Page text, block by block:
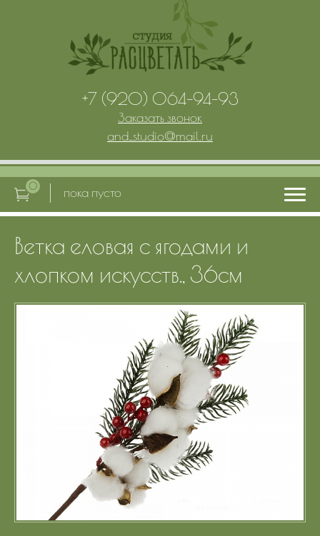
Ветка еловая с ягодами и
хлопком искусств., 36см
+7 (920) 064-94-93
Заказать звонок
and_studio@mail.ru
0 пока пусто
Главная
Услуги
Портфолио
Цены
Контакты